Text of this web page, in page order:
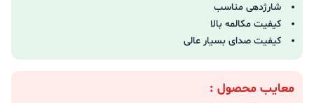
شارژدهی مناسب
کیفیت مکالمه بالا
کیفیت صدای بسیار عالی
معایب محصول :